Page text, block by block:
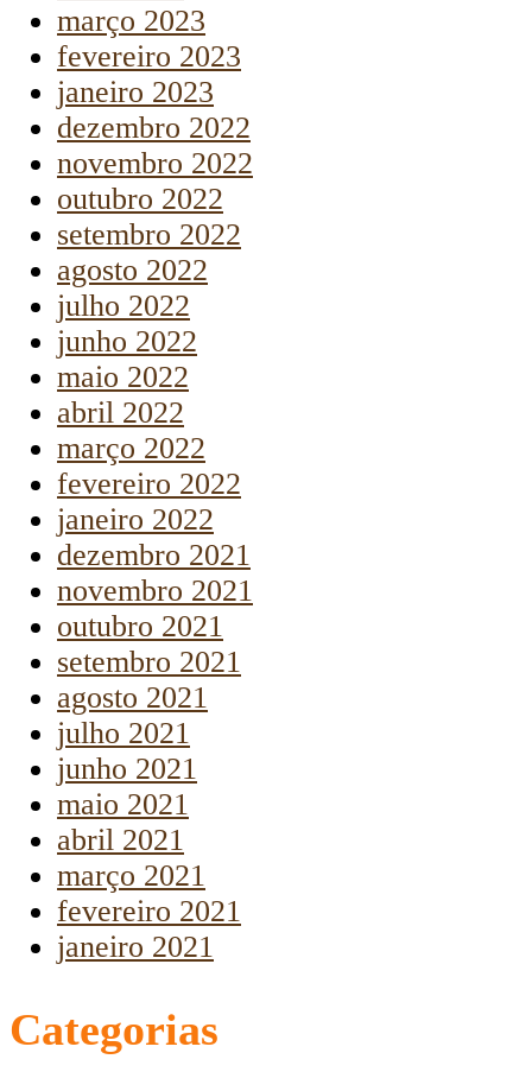
março 2023
fevereiro 2023
janeiro 2023
dezembro 2022
novembro 2022
outubro 2022
setembro 2022
agosto 2022
julho 2022
junho 2022
maio 2022
abril 2022
março 2022
fevereiro 2022
janeiro 2022
dezembro 2021
novembro 2021
outubro 2021
setembro 2021
agosto 2021
julho 2021
junho 2021
maio 2021
abril 2021
março 2021
fevereiro 2021
janeiro 2021
Categorias